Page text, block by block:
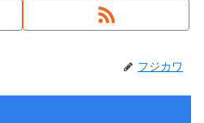
フジカワ